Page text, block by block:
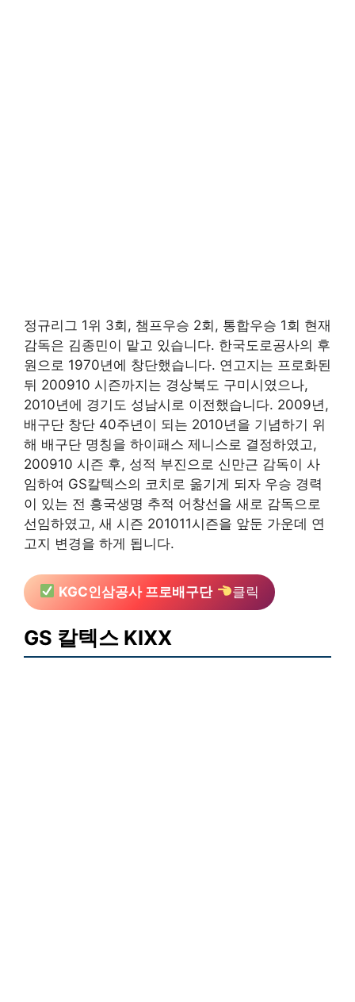
정규리그 1위 3회, 챔프우승 2회, 통합우승 1회 현재
감독은 김종민이 맡고 있습니다. 한국도로공사의 후
원으로 1970년에 창단했습니다. 연고지는 프로화된
뒤 200910 시즌까지는 경상북도 구미시였으나,
2010년에 경기도 성남시로 이전했습니다. 2009년,
배구단 창단 40주년이 되는 2010년을 기념하기 위
해 배구단 명칭을 하이패스 제니스로 결정하였고,
200910 시즌 후, 성적 부진으로 신만근 감독이 사
임하여 GS칼텍스의 코치로 옮기게 되자 우승 경력
이 있는 전 흥국생명 추적 어창선을 새로 감독으로
선임하였고, 새 시즌 201011시즌을 앞둔 가운데 연
고지 변경을 하게 됩니다.
KGC인삼공사 프로배구단 클릭
GS 칼텍스 KIXX